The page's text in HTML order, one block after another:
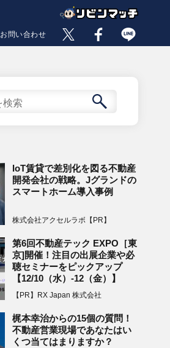
お問い合わせ
IoT賃貸で差別化を図る不動産
開発会社の戦略。Jグランドの
スマートホーム導入事例
株式会社アクセルラボ【PR】
第6回不動産テック EXPO［東
京]開催！注目の出展企業や必
聴セミナーをピックアップ
【12/10（水）-12（金）】
【PR】RX Japan 株式会社
梶本幸治からの15個の質問！
不動産営業現場であなたはい
くつ当てはまりますか？